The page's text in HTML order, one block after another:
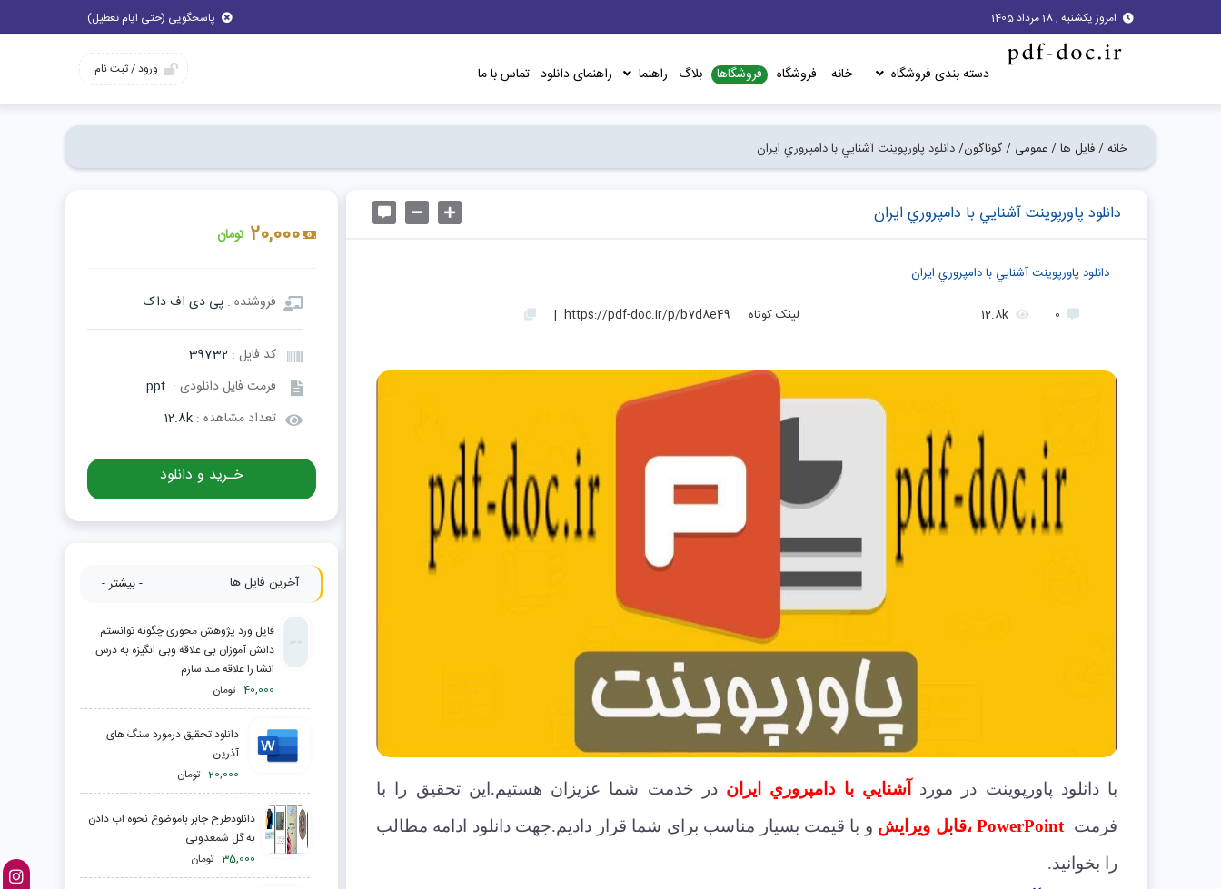
امروز یکشنبه , 18 مرداد 1405 پاسخگویی (حتی ایام تعطیل)
دسته بندی فروشگاه خانه فروشگاه فروشگاها بلاگ راهنما راهنمای دانلود تماس با ما ورود / ثبت نام
خانه /فایل ها /عمومی /گوناگون/دانلود پاورپوینت آشنايي با دامپروري ايران
20,000 تومان
فروشنده : پی دی اف داک
کد فایل : 39732
فرمت فایل دانلودی : .ppt
تعداد مشاهده : 12.8k
خـرید و دانلود
آخرین فایل ها - بیشتر -
فایل ورد پژوهش محوری چگونه توانستم
دانش آموزان بی علاقه وبی انگیزه به درس
انشا را علاقه مند سازم
40,000 تومان
دانلود تحقیق درمورد سنگ های
آذرین
20,000 تومان
دانلودطرح جابر باموضوع نحوه اب دادن
به گل شمعدونی
35,000 تومان
دانلود پاورپوینت آشنايي با دامپروري ايران
دانلود پاورپوینت آشنايي با دامپروري ايران
0
12.8k لینک کوتاه |
با دانلود پاورپوینت در مورد آشنايي با دامپروري ايران در خدمت شما عزیزان هستیم.این تحقیق را با
فرمت
و با قیمت بسیار مناسب برای شما قرار دادیم.جهت دانلود ادامه مطالب
را بخوانید.